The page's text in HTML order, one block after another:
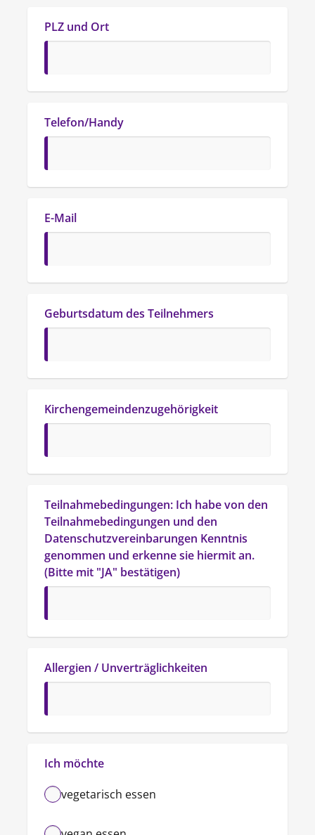
PLZ und Ort
Telefon/Handy
E-Mail
Geburtsdatum des Teilnehmers
Kirchengemeindenzugehörigkeit
Teilnahmebedingungen: Ich habe von den
Teilnahmebedingungen und den
Datenschutzvereinbarungen Kenntnis
genommen und erkenne sie hiermit an.
(Bitte mit "JA" bestätigen)
Allergien / Unverträglichkeiten
Ich möchte
vegetarisch essen